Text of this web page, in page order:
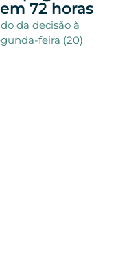
72 horas
da decisão à
feira (20)